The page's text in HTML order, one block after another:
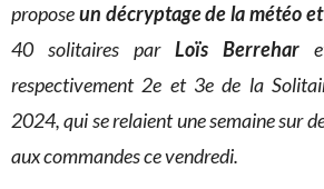
proposeun décryptage de la météo
40 solitaires par Loïs Berrehar
respectivement 2e et 3e de la
2024, qui se relaient une semaine sur
aux commandes ce vendredi.